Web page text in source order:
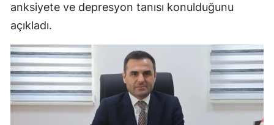
anksiyete ve depresyon tanısı konulduğunu
açıkladı.